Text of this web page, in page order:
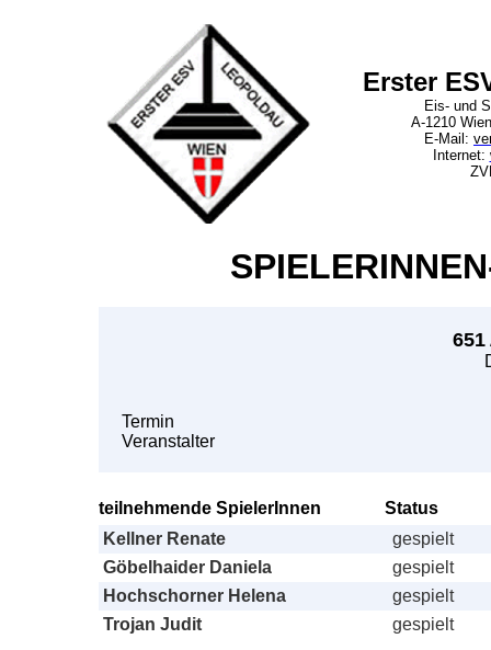
Erster
Eis- und
A-1210
E-Mail:
Internet:
651
Termin
Veranstalter
teilnehmende SpielerInnen
Status
Kellner Renate
gespielt
Göbelhaider Daniela
gespielt
Hochschorner Helena
gespielt
Trojan Judit
gespielt